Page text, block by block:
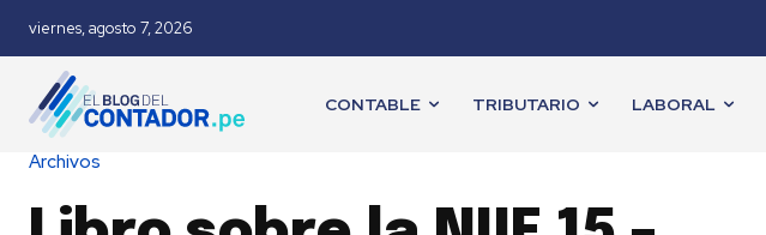
viernes, agosto 7, 2026
CONTABLE TRIBUTARIO LABORAL
Archivos